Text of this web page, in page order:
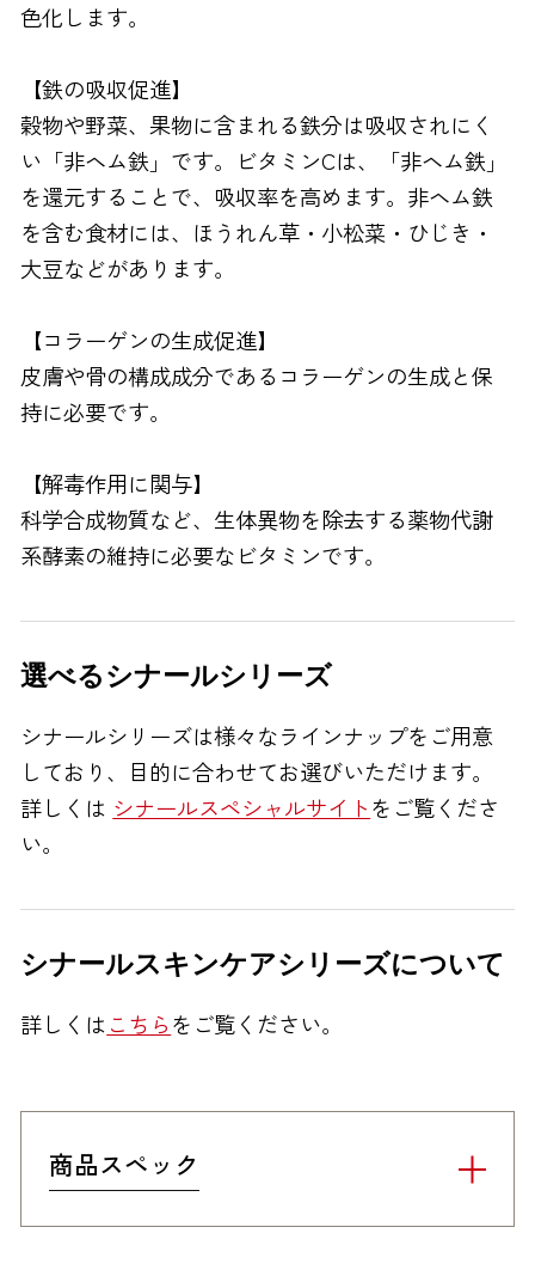
色化します。
【鉄の吸収促進】
穀物や野菜、果物に含まれる鉄分は吸収されにく
い「非ヘム鉄」です。ビタミンCは、「非ヘム鉄」
を還元することで、吸収率を高めます。非ヘム鉄
を含む食材には、ほうれん草・小松菜・ひじき・
大豆などがあります。
【コラーゲンの生成促進】
皮膚や骨の構成成分であるコラーゲンの生成と保
持に必要です。
【解毒作用に関与】
科学合成物質など、生体異物を除去する薬物代謝
系酵素の維持に必要なビタミンです。
選べるシナールシリーズ
シナールシリーズは様々なラインナップをご用意
しており、目的に合わせてお選びいただけます。
詳しくは シナールスペシャルサイトをご覧くださ
い。
シナールスキンケアシリーズについて
詳しくはこちらをご覧ください。
商品スペック